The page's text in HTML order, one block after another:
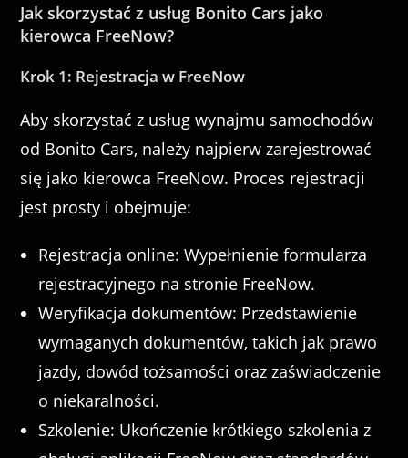
Jak skorzystać z usług Bonito Cars jako
kierowca FreeNow?
Krok 1: Rejestracja w FreeNow
Aby skorzystać z usług wynajmu samochodów
od Bonito Cars, należy najpierw zarejestrować
się jako kierowca FreeNow. Proces rejestracji
jest prosty i obejmuje:
Rejestracja online: Wypełnienie formularza
rejestracyjnego na stronie FreeNow.
Weryfikacja dokumentów: Przedstawienie
wymaganych dokumentów, takich jak prawo
jazdy, dowód tożsamości oraz zaświadczenie
o niekaralności.
Szkolenie: Ukończenie krótkiego szkolenia z